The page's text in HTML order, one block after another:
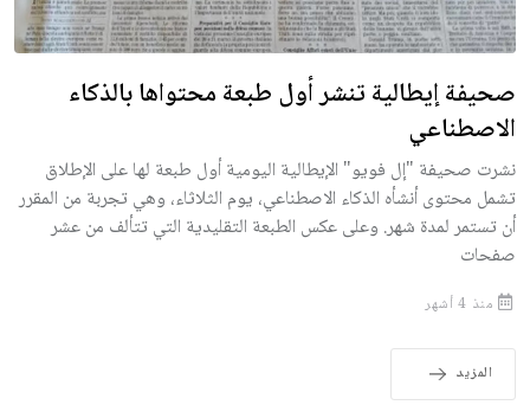
صحيفة إيطالية تنشر أول طبعة محتواها بالذكاء
الاصطناعي
نشرت صحيفة "إل فويو" الإيطالية اليومية أول طبعة لها على الإطلاق
تشمل محتوى أنشأه الذكاء الاصطناعي، يوم الثلاثاء، وهي تجربة من المقرر
أن تستمر لمدة شهر. وعلى عكس الطبعة التقليدية التي تتألف من عشر
صفحات
منذ 4 أشهر
المزيد